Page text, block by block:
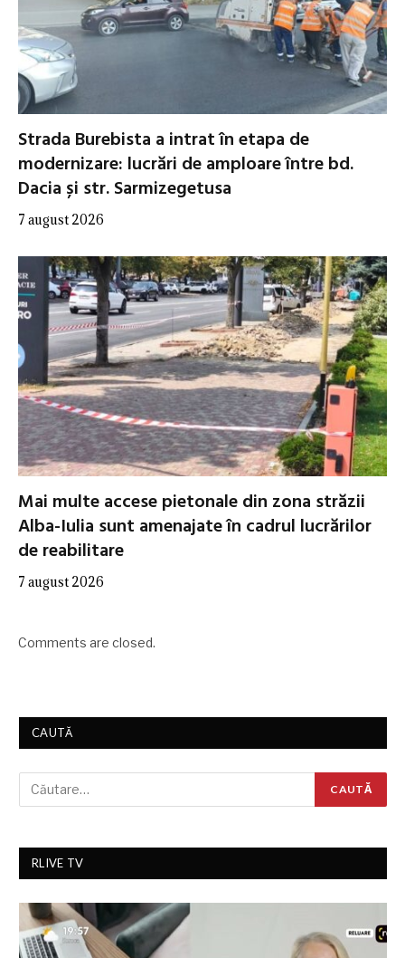
Strada Burebista a intrat în etapa de
modernizare: lucrări de amploare între bd.
Dacia și str. Sarmizegetusa
7 august 2026
Mai multe accese pietonale din zona străzii
Alba-Iulia sunt amenajate în cadrul lucrărilor
de reabilitare
7 august 2026
Comments are closed.
CAUTĂ
RLIVE TV